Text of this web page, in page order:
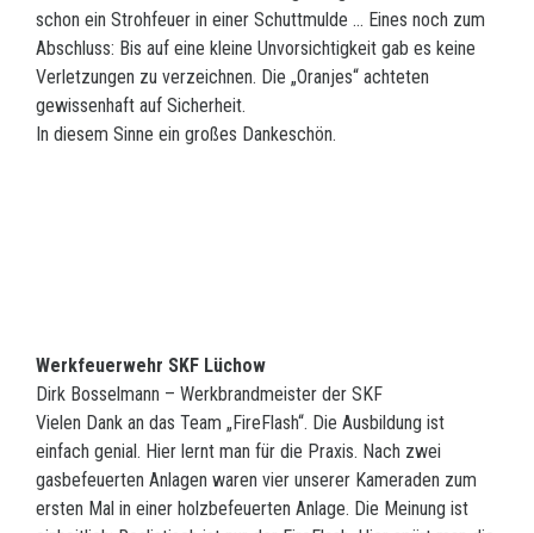
schon ein Strohfeuer in einer Schuttmulde … Eines noch zum
Abschluss: Bis auf eine kleine Unvorsichtigkeit gab es keine
Verletzungen zu verzeichnen. Die „Oranjes“ achteten
gewissenhaft auf Sicherheit.
In diesem Sinne ein großes Dankeschön.
Werkfeuerwehr SKF Lüchow
Dirk Bosselmann – Werkbrandmeister der SKF
Vielen Dank an das Team „FireFlash“. Die Ausbildung ist
einfach genial. Hier lernt man für die Praxis. Nach zwei
gasbefeuerten Anlagen waren vier unserer Kameraden zum
ersten Mal in einer holzbefeuerten Anlage. Die Meinung ist